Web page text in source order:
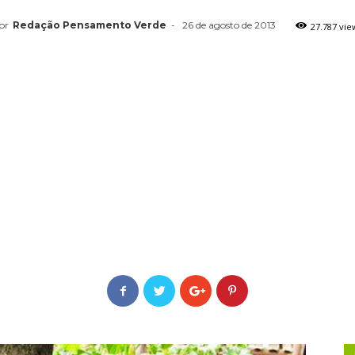
Redação Pensamento Verde - 26 de agosto de 2013 27.787